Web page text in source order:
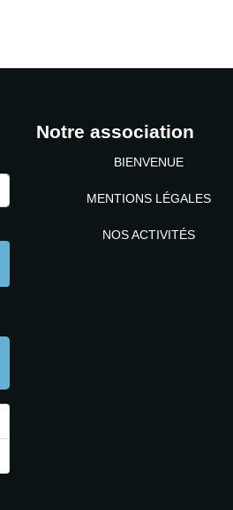
LE MOT DE PASSE
Notre association
BIENVENUE
MENTIONS LÉGALES
NOS ACTIVITÉS